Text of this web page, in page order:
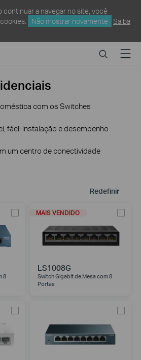
continuar a navegar no site, você
Não mostrar novamente
Saiba
SearchMenu
com os Switches
fácil instalação e desempenho
um centro de conectividade
Redefinir
8
MAIS VENDIDO
LS1008G
Switch Gigabit de Mesa com 8
Portas